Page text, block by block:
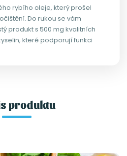
rybího oleje, který prošel
Do rukou se vám
produkt s 500 mg kvalitních
které podporují funkci
produktu